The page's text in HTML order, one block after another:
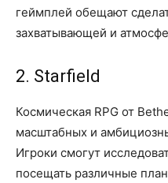
геймплей обещают
захватывающей и
2. Starfield
Космическая RPG от
масштабных и
Игроки смогут
посещать различные